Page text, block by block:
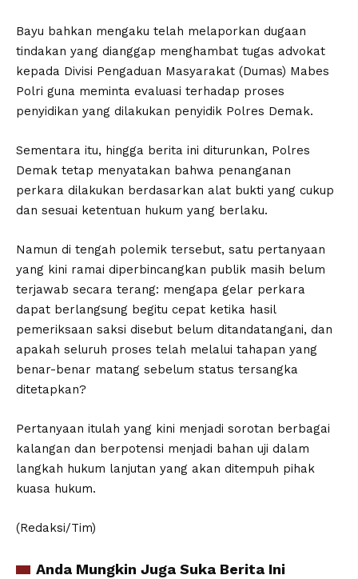
Bayu bahkan mengaku telah melaporkan dugaan
tindakan yang dianggap menghambat tugas advokat
kepada Divisi Pengaduan Masyarakat (Dumas) Mabes
Polri guna meminta evaluasi terhadap proses
penyidikan yang dilakukan penyidik Polres Demak.
Sementara itu, hingga berita ini diturunkan, Polres
Demak tetap menyatakan bahwa penanganan
perkara dilakukan berdasarkan alat bukti yang cukup
dan sesuai ketentuan hukum yang berlaku.
Namun di tengah polemik tersebut, satu pertanyaan
yang kini ramai diperbincangkan publik masih belum
terjawab secara terang: mengapa gelar perkara
dapat berlangsung begitu cepat ketika hasil
pemeriksaan saksi disebut belum ditandatangani, dan
apakah seluruh proses telah melalui tahapan yang
benar-benar matang sebelum status tersangka
ditetapkan?
Pertanyaan itulah yang kini menjadi sorotan berbagai
kalangan dan berpotensi menjadi bahan uji dalam
langkah hukum lanjutan yang akan ditempuh pihak
kuasa hukum.
(Redaksi/Tim)
Anda Mungkin Juga Suka Berita Ini